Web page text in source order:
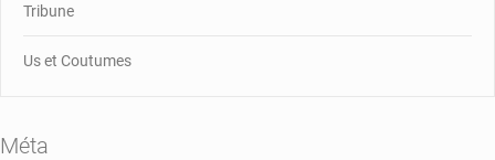
Tribune
Us et Coutumes
Méta